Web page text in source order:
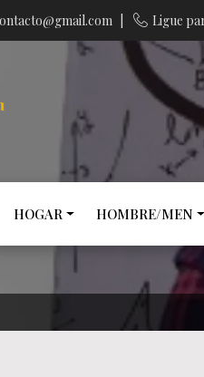
Ligue
HOGAR HOMBRE/MEN